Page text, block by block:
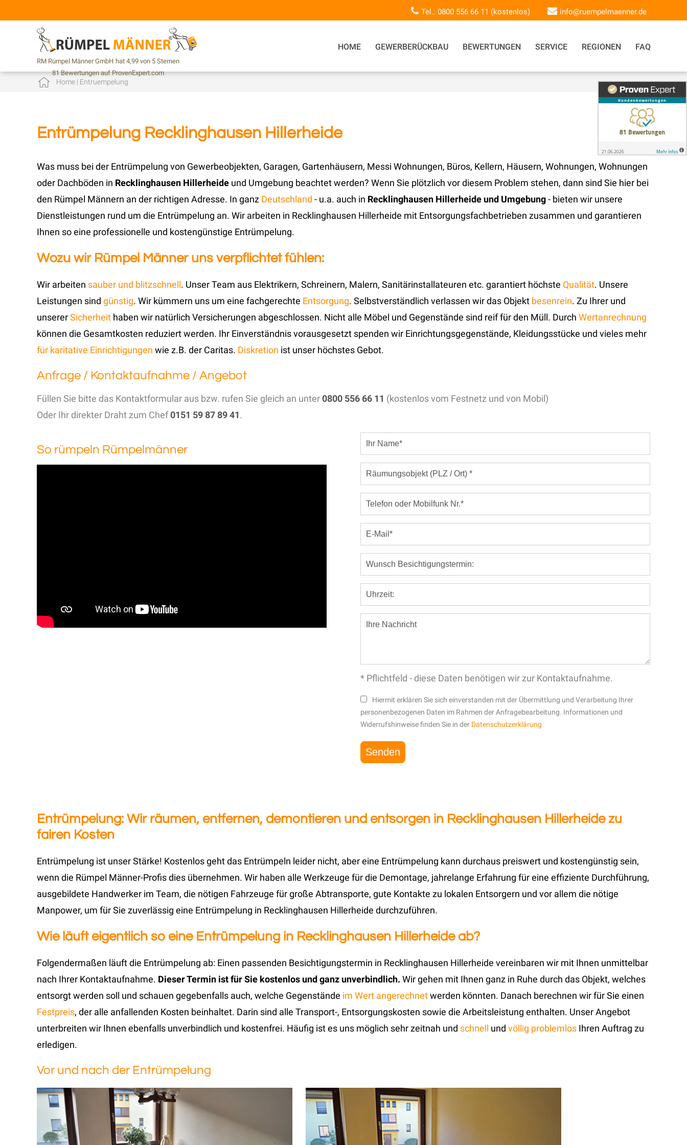
Tel.: 0800 556 66 11 (kostenlos) info@ruempelmaenner.de
HOME GEWERBERÜCKBAU BEWERTUNGEN SERVICE REGIONEN FAQ
RM Rümpel Männer GmbH hat 4,99 von 5 Sternen
81Bewertungen auf ProvenExpert.com
Home| Entruempelung
Entrümpelung Recklinghausen Hillerheide
Was muss bei der Entrümpelung von Gewerbeobjekten, Garagen, Gartenhäusern, Messi Wohnungen, Büros, Kellern, Häusern, Wohnungen, Wohnungen
oder Dachböden in Recklinghausen Hillerheide und Umgebung beachtet werden? Wenn Sie plötzlich vor diesem Problem stehen, dann sind Sie hier bei
den Rümpel Männern an der richtigen Adresse. In ganz Deutschland - u.a. auch in Recklinghausen Hillerheide und Umgebung- bieten wir unsere
Dienstleistungen rund um die Entrümpelung an. Wir arbeiten in Recklinghausen Hillerheide mit Entsorgungsfachbetrieben zusammen und garantieren
Ihnen so eine professionelle und kostengünstige Entrümpelung.
Wozu wir Rümpel Männer uns verpflichtet fühlen:
Wir arbeiten sauber und blitzschnell. Unser Team aus Elektrikern, Schreinern, Malern, Sanitärinstallateuren etc. garantiert höchste Qualität. Unsere
Leistungen sind günstig. Wir kümmern uns um eine fachgerechte Entsorgung. Selbstverständlich verlassen wir das Objekt besenrein. Zu Ihrer und
unsererSicherheit haben wir natürlich Versicherungen abgeschlossen. Nicht alle Möbel und Gegenstände sind reif für den Müll. Durch Wertanrechnung
können die Gesamtkosten reduziert werden. Ihr Einverständnis vorausgesetzt spenden wir Einrichtungsgegenstände, Kleidungsstücke und vieles mehr
für karitative Einrichtigungen wie z.B. der Caritas. Diskretion ist unser höchstes Gebot.
Anfrage / Kontaktaufnahme / Angebot
Füllen Sie bitte das Kontaktformular aus bzw. rufen Sie gleich an unter0800 556 66 11 (kostenlos vom Festnetz und von Mobil)
Oder Ihr direkter Draht zum Chef0151 59 87 89 41.
So rümpeln Rümpelmänner
* Pflichtfeld - diese Daten benötigen wir zur Kontaktaufnahme.
Hiermit erklären Sie sich einverstanden mit der Übermittlung und Verarbeitung Ihrer
personenbezogenen Daten im Rahmen der Anfragebearbeitung. Informationen und
Widerrufshinweise finden Sie in der Datenschutzerklärung
Entrümpelung: Wir räumen, entfernen, demontieren und entsorgen in Recklinghausen Hillerheide zu
fairen Kosten
Entrümpelung ist unser Stärke! Kostenlos geht das Entrümpeln leider nicht, aber eine Entrümpelung kann durchaus preiswert und kostengünstig sein,
wenn die Rümpel Männer-Profis dies übernehmen. Wir haben alle Werkzeuge für die Demontage, jahrelange Erfahrung für eine effiziente Durchführung,
ausgebildete Handwerker im Team, die nötigen Fahrzeuge für große Abtransporte, gute Kontakte zu lokalen Entsorgern und vor allem die nötige
Manpower, um für Sie zuverlässig eine Entrümpelung in Recklinghausen Hillerheide durchzuführen.
Wie läuft eigentlich so eine Entrümpelung in Recklinghausen Hillerheide ab?
Folgendermaßen läuft die Entrümpelung ab: Einen passenden Besichtigungstermin in Recklinghausen Hillerheide vereinbaren wir mit Ihnen unmittelbar
nach Ihrer Kontaktaufnahme. Dieser Termin ist für Sie kostenlos und ganz unverbindlich. Wir gehen mit Ihnen ganz in Ruhe durch das Objekt, welches
entsorgt werden soll und schauen gegebenfalls auch, welche Gegenstände im Wert angerechnetwerden könnten. Danach berechnen wir für Sie einen
Festpreis, der alle anfallenden Kosten beinhaltet. Darin sind alle Transport-, Entsorgungskosten sowie die Arbeitsleistung enthalten. Unser Angebot
unterbreiten wir Ihnen ebenfalls unverbindlich und kostenfrei. Häufig ist es uns möglich sehr zeitnah und schnell und völlig problemlos Ihren Auftrag zu
erledigen.
Vor und nach der Entrümpelung